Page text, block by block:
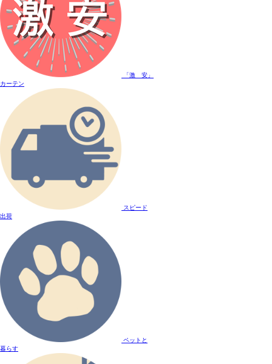
「激 安」
カーテン
スピード
出荷
ペットと
暮らす